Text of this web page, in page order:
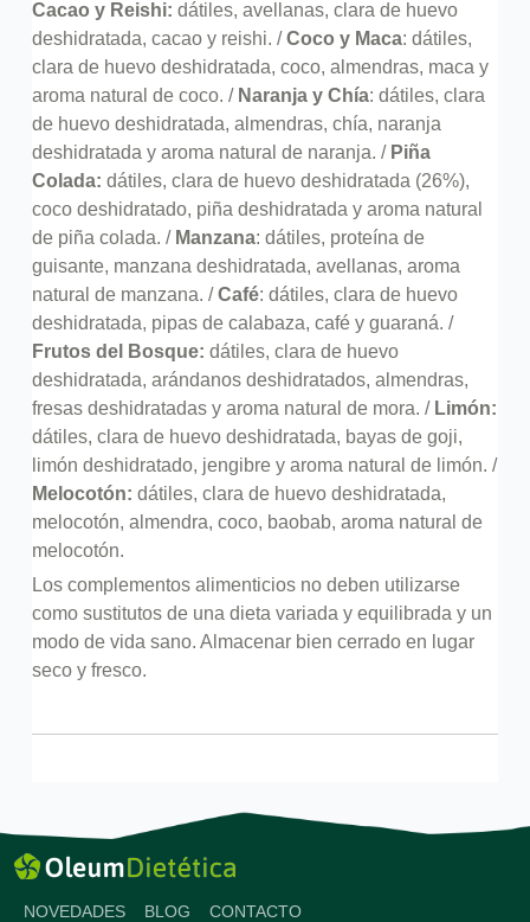
Cacao y Reishi: dátiles, avellanas, clara de huevo
deshidratada, cacao y reishi. / Coco y Maca: dátiles,
clara de huevo deshidratada, coco, almendras, maca y
aroma natural de coco. / Naranja y Chía: dátiles, clara
de huevo deshidratada, almendras, chía, naranja
deshidratada y aroma natural de naranja. / Piña
Colada: dátiles, clara de huevo deshidratada (26%),
coco deshidratado, piña deshidratada y aroma natural
de piña colada. / Manzana: dátiles, proteína de
guisante, manzana deshidratada, avellanas, aroma
natural de manzana. / Café: dátiles, clara de huevo
deshidratada, pipas de calabaza, café y guaraná. /
Frutos del Bosque: dátiles, clara de huevo
deshidratada, arándanos deshidratados, almendras,
fresas deshidratadas y aroma natural de mora. / Limón:
dátiles, clara de huevo deshidratada, bayas de goji,
limón deshidratado, jengibre y aroma natural de limón. /
Melocotón: dátiles, clara de huevo deshidratada,
melocotón, almendra, coco, baobab, aroma natural de
melocotón.
Los complementos alimenticios no deben utilizarse
como sustitutos de una dieta variada y equilibrada y un
modo de vida sano. Almacenar bien cerrado en lugar
seco y fresco.
NOVEDADES BLOG CONTACTO